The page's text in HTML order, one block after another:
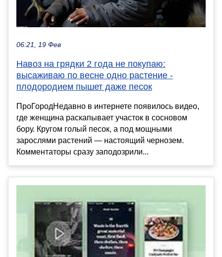
06:21, 19 Фев
Навоз на грядки 2 года не покупаю:
высаживаю по весне одно растение -
плодородием пышет даже песок
ПроГородНедавно в интернете появилось видео,
где женщина раскапывает участок в сосновом
бору. Кругом голый песок, а под мощными
зарослями растений — настоящий чернозем.
Комментаторы сразу заподозрили...